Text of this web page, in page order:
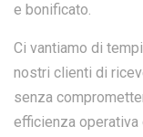
e bonificato.
Ci vantiamo di
nostri clienti di
senza
efficienza